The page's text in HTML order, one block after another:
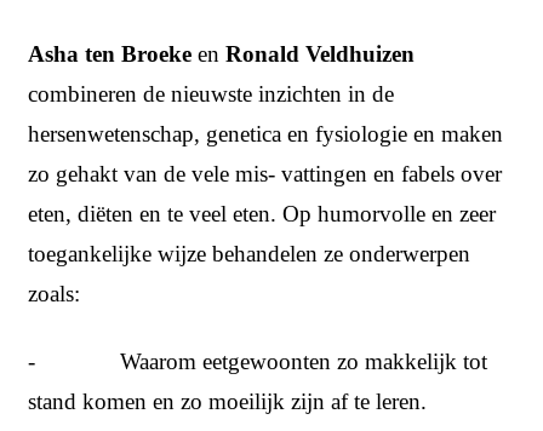
Asha ten Broeke en Ronald Veldhuizen
combineren de nieuwste inzichten in de
hersenwetenschap, genetica en fysiologie en maken
zo gehakt van de vele mis- vattingen en fabels over
eten, diëten en te veel eten. Op humorvolle en zeer
toegankelijke wijze behandelen ze onderwerpen
zoals:
- Waarom eetgewoonten zo makkelijk tot
stand komen en zo moeilijk zijn af te leren.